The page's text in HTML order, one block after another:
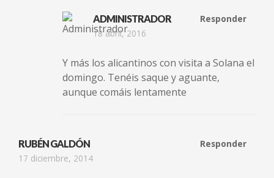
ADMINISTRADOR
18 abril, 2016
Responder
Y más los alicantinos con visita a Solana el
domingo. Tenéis saque y aguante,
aunque comáis lentamente
RUBÉN GALDÓN
17 diciembre, 2014
Responder